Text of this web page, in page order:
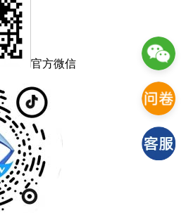
官方微信